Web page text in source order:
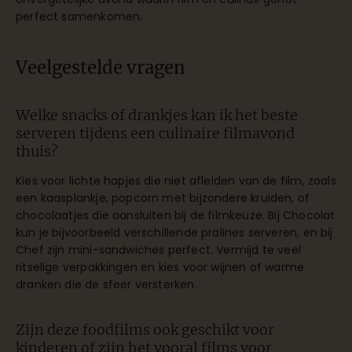
perfect samenkomen.
Veelgestelde vragen
Welke snacks of drankjes kan ik het beste
serveren tijdens een culinaire filmavond
thuis?
Kies voor lichte hapjes die niet afleiden van de film, zoals
een kaasplankje, popcorn met bijzondere kruiden, of
chocolaatjes die aansluiten bij de filmkeuze. Bij Chocolat
kun je bijvoorbeeld verschillende pralines serveren, en bij
Chef zijn mini-sandwiches perfect. Vermijd te veel
ritselige verpakkingen en kies voor wijnen of warme
dranken die de sfeer versterken.
Zijn deze foodfilms ook geschikt voor
kinderen of zijn het vooral films voor